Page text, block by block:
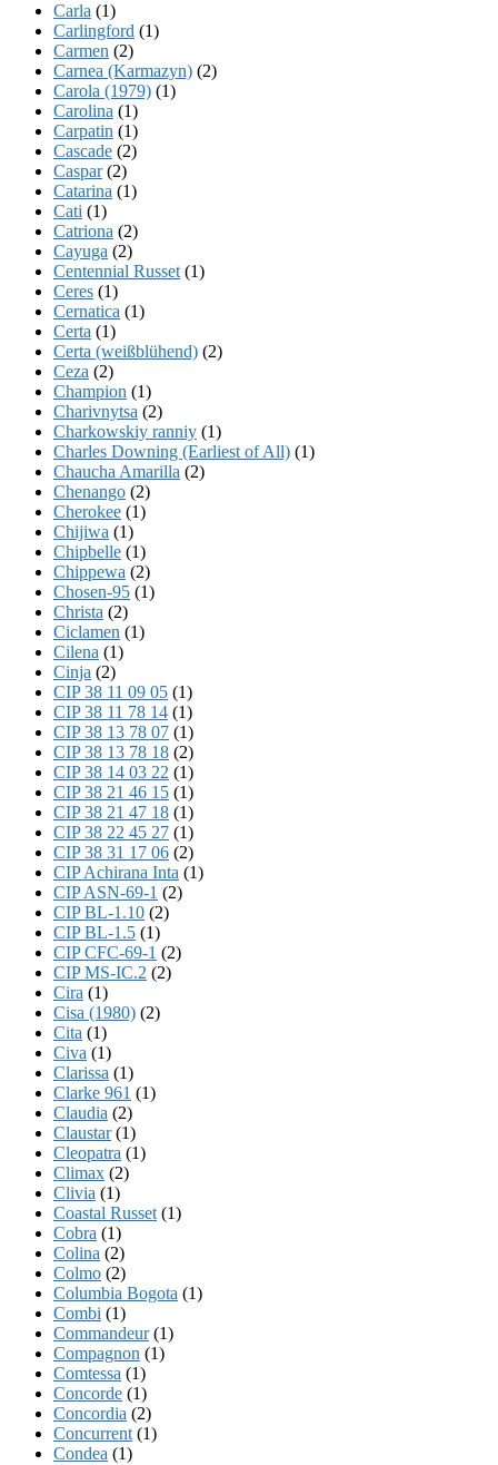
Carla (1)
Carlingford (1)
Carmen (2)
Carnea (Karmazyn) (2)
Carola (1979) (1)
Carolina (1)
Carpatin (1)
Cascade (2)
Caspar(2)
Catarina (1)
Cati (1)
Catriona (2)
Cayuga (2)
Centennial Russet (1)
Ceres (1)
Cernatica (1)
Certa (1)
Certa (weißblühend) (2)
Ceza (2)
Champion (1)
Charivnytsa (2)
Charkowskiy ranniy (1)
Charles Downing (Earliest of All) (1)
Chaucha Amarilla (2)
Chenango (2)
Cherokee (1)
Chijiwa (1)
Chipbelle (1)
Chippewa (2)
Chosen-95 (1)
Christa (2)
Ciclamen (1)
Cilena (1)
Cinja (2)
CIP 38 11 09 05 (1)
CIP 38 11 78 14 (1)
CIP 38 13 78 07 (1)
CIP 38 13 78 18 (2)
CIP 38 14 03 22 (1)
CIP 38 21 46 15 (1)
CIP 38 21 47 18 (1)
CIP 38 22 45 27 (1)
CIP 38 31 17 06 (2)
CIP Achirana Inta (1)
CIP ASN-69-1 (2)
CIP BL-1.10 (2)
CIP BL-1.5 (1)
CIP CFC-69-1 (2)
CIP MS-IC.2 (2)
Cira (1)
Cisa (1980) (2)
Cita (1)
Civa (1)
Clarissa (1)
Clarke 961 (1)
Claudia (2)
Claustar(1)
Cleopatra (1)
Climax (2)
Clivia (1)
Coastal Russet (1)
Cobra (1)
Colina (2)
Colmo (2)
Columbia Bogota (1)
Combi (1)
Commandeur(1)
Compagnon (1)
Comtessa (1)
Concorde (1)
Concordia (2)
Concurrent (1)
Condea (1)